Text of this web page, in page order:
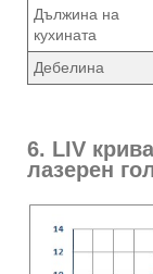
Дължина на
кухината
Дебелина
6. LIV
лазерен